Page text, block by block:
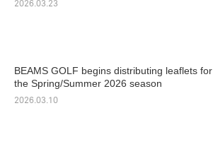
2026.03.23
BEAMS GOLF begins distributing leaflets for
the Spring/Summer 2026 season
2026.03.10